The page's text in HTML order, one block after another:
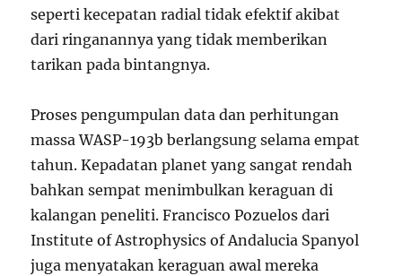
seperti kecepatan radial tidak efektif akibat
dari ringanannya yang tidak memberikan
tarikan pada bintangnya.
Proses pengumpulan data dan perhitungan
massa WASP-193b berlangsung selama empat
tahun. Kepadatan planet yang sangat rendah
bahkan sempat menimbulkan keraguan di
kalangan peneliti. Francisco Pozuelos dari
Institute of Astrophysics of Andalucia Spanyol
juga menyatakan keraguan awal mereka